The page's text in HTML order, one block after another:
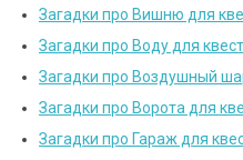
Загадки про Вишню для
Загадки про Воду для
Загадки про Воздушный
Загадки про Ворота для
Загадки про Гараж для